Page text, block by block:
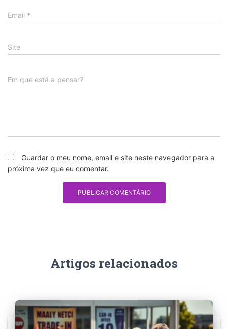
Email *
Site
Em que está a pensar?
Guardar o meu nome, email e site neste navegador para a
próxima vez que eu comentar.
Artigos relacionados